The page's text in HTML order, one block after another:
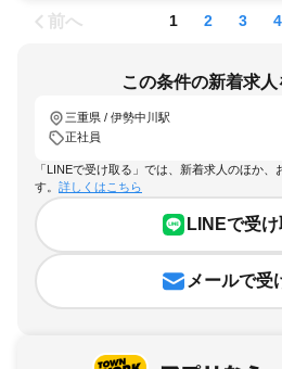
前へ 1 2 3 4
この条件の新着求
三重県 / 伊勢中川駅
正社員
「LINEで受け取る」では、新着求人のほか
す。 詳しくはこちら
LINEで受け
メールで受